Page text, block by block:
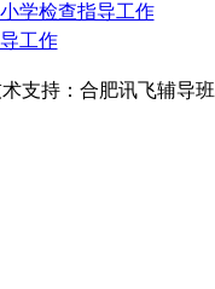
学检查指导工作
工作
支持： 合肥讯飞辅导班